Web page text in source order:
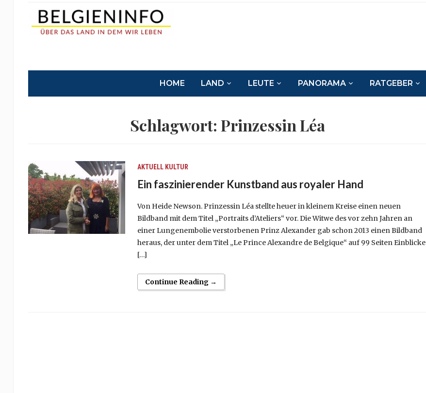
HOME LAND LEUTE PANORAMA RATGEBER
Schlagwort:Prinzessin Léa
AKTUELL KULTUR
Ein faszinierender Kunstband aus royaler Hand
Von Heide Newson. Prinzessin Léa stellte heuer in kleinem Kreise einen neuen
Bildband mit dem Titel „Portraits d’Ateliers“ vor. Die Witwe des vor zehn Jahren an
einer Lungenembolie verstorbenen Prinz Alexander gab schon 2013 einen Bildband
heraus, der unter dem Titel „Le Prince Alexandre de Belgique“ auf 99 Seiten Einblicke
[…]
Continue Reading →